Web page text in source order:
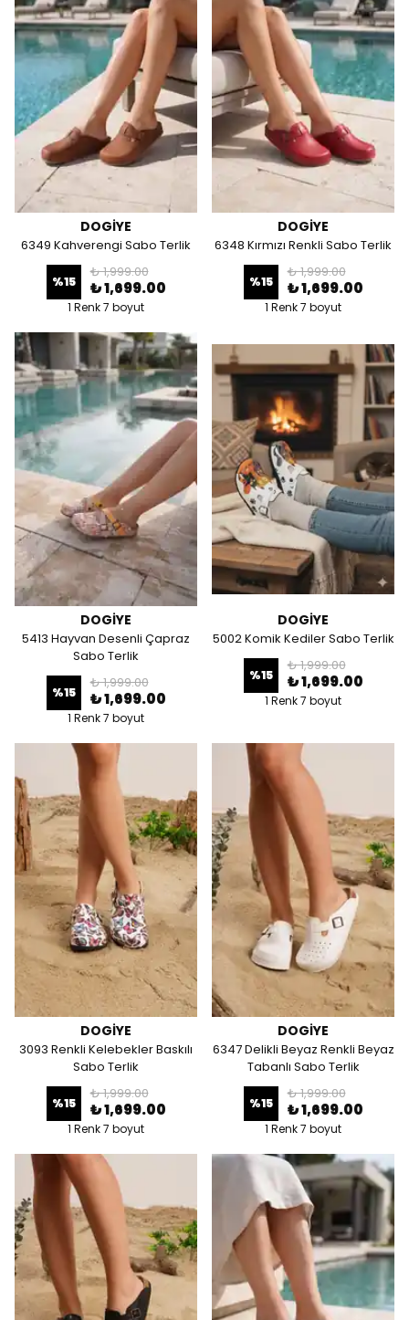
DOGİYE
6349 Kahverengi Sabo Terlik
%15
₺ 1,999.00
₺ 1,699.00
1 Renk 7 boyut
DOGİYE
6348 Kırmızı Renkli Sabo Terlik
%15
₺ 1,999.00
₺ 1,699.00
1 Renk 7 boyut
DOGİYE
5413 Hayvan Desenli Çapraz
Sabo Terlik
%15
₺ 1,999.00
₺ 1,699.00
1 Renk 7 boyut
DOGİYE
5002 Komik Kediler Sabo Terlik
%15
₺ 1,999.00
₺ 1,699.00
1 Renk 7 boyut
DOGİYE
3093 Renkli Kelebekler Baskılı
Sabo Terlik
%15
₺ 1,999.00
₺ 1,699.00
1 Renk 7 boyut
DOGİYE
6347 Delikli Beyaz Renkli Beyaz
Tabanlı Sabo Terlik
%15
₺ 1,999.00
₺ 1,699.00
1 Renk 7 boyut